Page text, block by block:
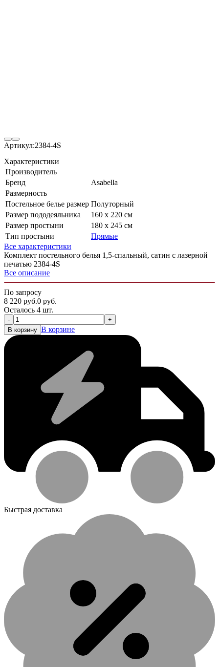
Артикул:2384-4S
Характеристики
Производитель
Бренд
Asabella
Размерность
Постельное белье размер Полуторный
Размер пододеяльника
160 х 220 см
Размер простыни
180 x 245 см
Тип простыни
Прямые
Все характеристики
Комплект постельного белья 1,5-спальный, сатин с лазерной
печатью 2384-4S
Все описание
По запросу
8 220 руб.0 руб.
Осталось 4 шт.
-
+
В корзину В корзине
Быстрая доставка